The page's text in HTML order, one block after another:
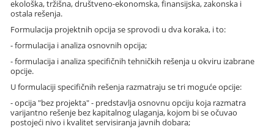
ekološka, tržišna, društveno-ekonomska, finansijska, zakonska i
ostala rešenja.
Formulacija projektnih opcija se sprovodi u dva koraka, i to:
- formulacija i analiza osnovnih opcija;
- formulacija i analiza specifičnih tehničkih rešenja u okviru izabrane
opcije.
U formulaciji specifičnih rešenja razmatraju se tri moguće opcije:
- opcija "bez projekta" - predstavlja osnovnu opciju koja razmatra
varijantno rešenje bez kapitalnog ulaganja, kojom bi se očuvao
postojeći nivo i kvalitet servisiranja javnih dobara;